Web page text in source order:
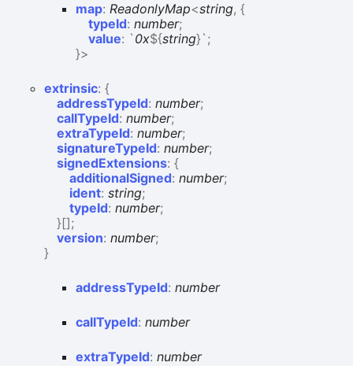
map: ReadonlyMap<string, {
typeId: number;
value: ` 0x${string}` ;
}>
extrinsic: {
addressTypeId: number;
callTypeId: number;
extraTypeId: number;
signatureTypeId: number;
signedExtensions: {
additionalSigned: number;
ident: string;
typeId: number;
}[];
version: number;
}
addressTypeId: number
callTypeId: number
extraTypeId: number